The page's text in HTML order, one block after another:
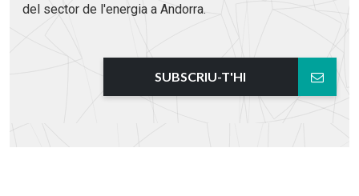
del sector de l'energia a Andorra.
SUBSCRIU-T'HI